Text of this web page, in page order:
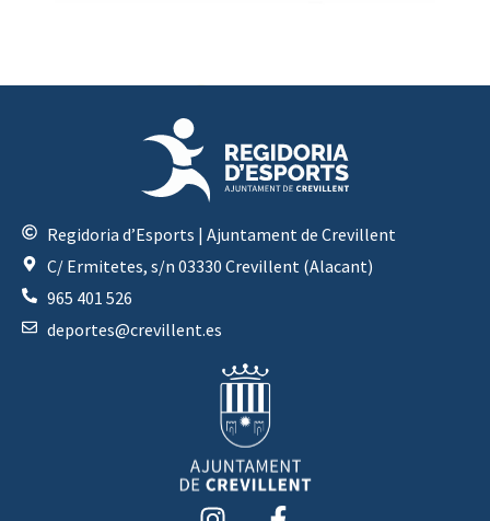
Regidoria d’Esports | Ajuntament de Crevillent
C/ Ermitetes, s/n 03330 Crevillent (Alacant)
965 401 526
deportes@crevillent.es